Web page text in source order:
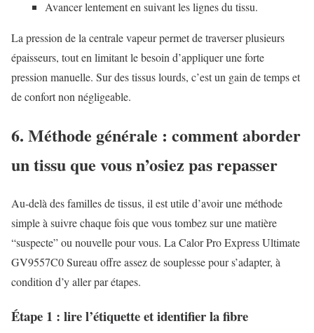
Avancer lentement en suivant les lignes du tissu.
La pression de la centrale vapeur permet de traverser plusieurs
épaisseurs, tout en limitant le besoin d’appliquer une forte
pression manuelle. Sur des tissus lourds, c’est un gain de temps et
de confort non négligeable.
6. Méthode générale : comment aborder
un tissu que vous n’osiez pas repasser
Au-delà des familles de tissus, il est utile d’avoir une méthode
simple à suivre chaque fois que vous tombez sur une matière
“suspecte” ou nouvelle pour vous. La Calor Pro Express Ultimate
GV9557C0 Sureau offre assez de souplesse pour s’adapter, à
condition d’y aller par étapes.
Étape 1 : lire l’étiquette et identifier la fibre